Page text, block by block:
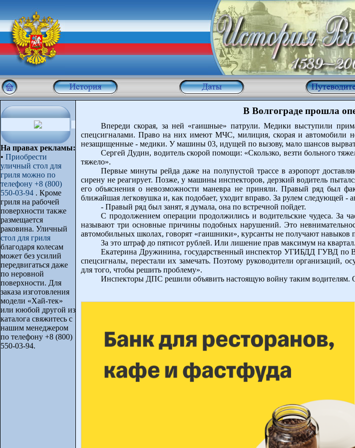
На правах рекламы:
• Приобрести
уличный стол для
гриля можно по
телефону +8 (800)
550-03-94 . Кроме
гриля на рабочей
поверхности также
размещается
раковина. Уличный
стол для гриля
благодаря колесам
может без усилий
передвигаться даже
по неровной
поверхности. Для
заказа изготовления
модели «Хай-тек»
или ююбой другой из
каталога свяжитесь с
нашим менеджером
по телефону +8 (800)
550-03-94.
В Волгограде прошла
Впереди скорая, за ней «гаишные» патрули. Медики выступили
спецсигналами. Право на них имеют МЧС, милиция, скорая и автомобили
незащищенные - медики. У машины 03, идущей по вызову, мало шансов
Сергей Дудин, водитель скорой помощи: «Скользко, везти больного
тяжело».
Первые минуты рейда даже на полупустой трассе в аэропорт
сирену не реагирует. Позже, у машины инспекторов, дерзкий водитель
его объяснения о невозможности маневра не приняли. Правый ряд был
ближайшая легковушка и, как подобает, уходит вправо. За рулем следующей -
- Правый ряд был занят, я думала, она по встречной пойдет.
С продолжением операции продолжились и водительские чудеса. За
называют три основные причины подобных нарушений. Это
автомобильных школах, говорят «гаишники», курсанты не получают навыков
За это штраф до пятисот рублей. Или лишение прав максимум на
Екатерина Дружинина, государственный инспектор УГИБДД ГУВД по
спецсигналы, перестали их замечать. Поэтому руководители организаций,
для того, чтобы решить проблему».
Инспекторы ДПС решили объявить настоящую войну таким водителям.